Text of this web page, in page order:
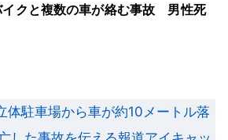
イクと複数の車が絡む事故 男性死